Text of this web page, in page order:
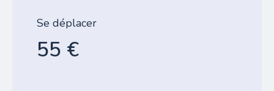
Se déplacer
55 €